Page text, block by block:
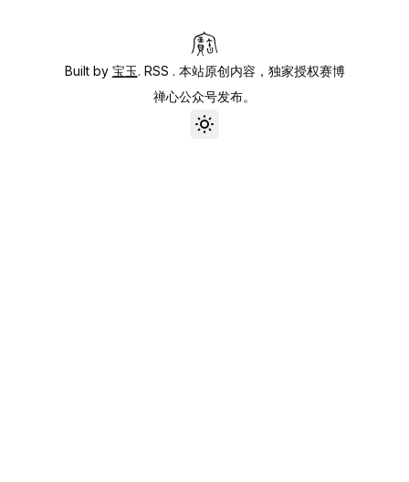
Built by 宝玉. RSS . 本站原创内容，独家授权赛博
禅心公众号发布。
Toggle theme